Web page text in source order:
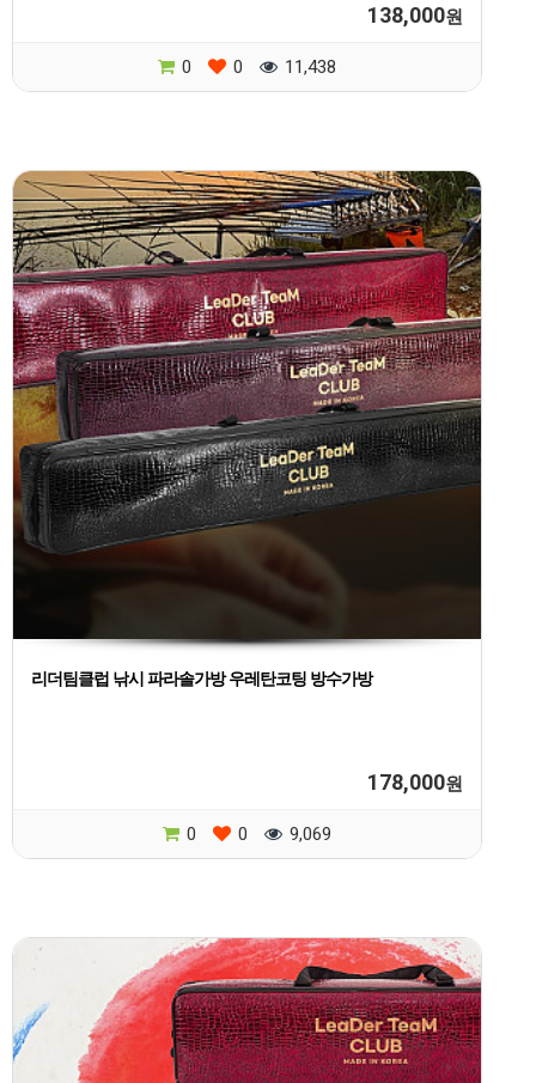
138,000원
0 0 11,438
리더팀클럽 낚시 파라솔가방 우레탄코팅 방수가방
178,000원
0 0 9,069